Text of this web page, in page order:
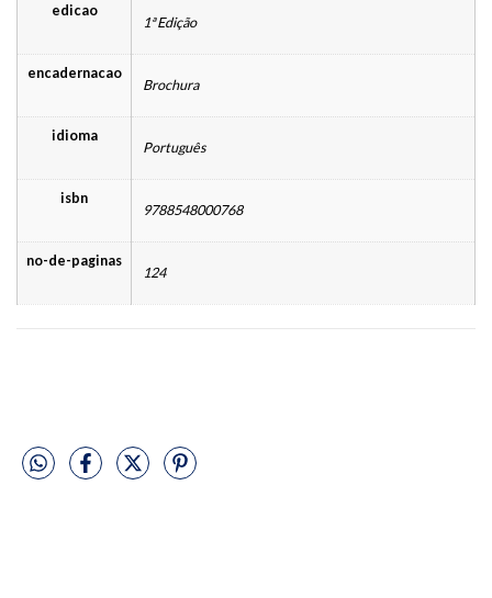
edicao
1ª Edição
encadernacao
Brochura
idioma
Português
isbn
9788548000768
no-de-paginas
124